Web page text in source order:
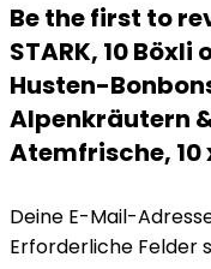
Be the first to
STARK, 10
Husten-
Alpenkräutern
Atemfrische, 10
Deine E-Mail-
Erforderliche Felder